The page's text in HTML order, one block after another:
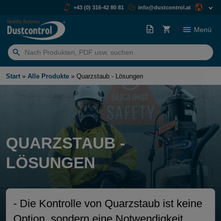
+43 (0) 316-42 80 81 info@dustcontrol.at
Suchen
nach:
Menü
Start » Alle Produkte » Quarzstaub - Lösungen
QUARZSTAUB -
LÖSUNGEN
- Die Kontrolle von Quarzstaub ist keine